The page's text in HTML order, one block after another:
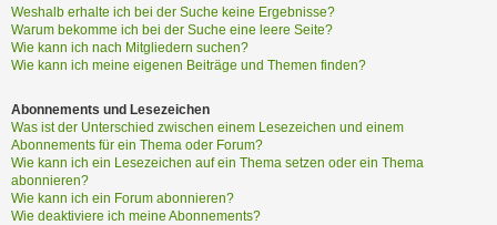
Weshalb erhalte ich bei der Suche keine Ergebnisse?
Warum bekomme ich bei der Suche eine leere Seite?
Wie kann ich nach Mitgliedern suchen?
Wie kann ich meine eigenen Beiträge und Themen finden?
Abonnements und Lesezeichen
Was ist der Unterschied zwischen einem Lesezeichen und einem
Abonnements für ein Thema oder Forum?
Wie kann ich ein Lesezeichen auf ein Thema setzen oder ein Thema
abonnieren?
Wie kann ich ein Forum abonnieren?
Wie deaktiviere ich meine Abonnements?